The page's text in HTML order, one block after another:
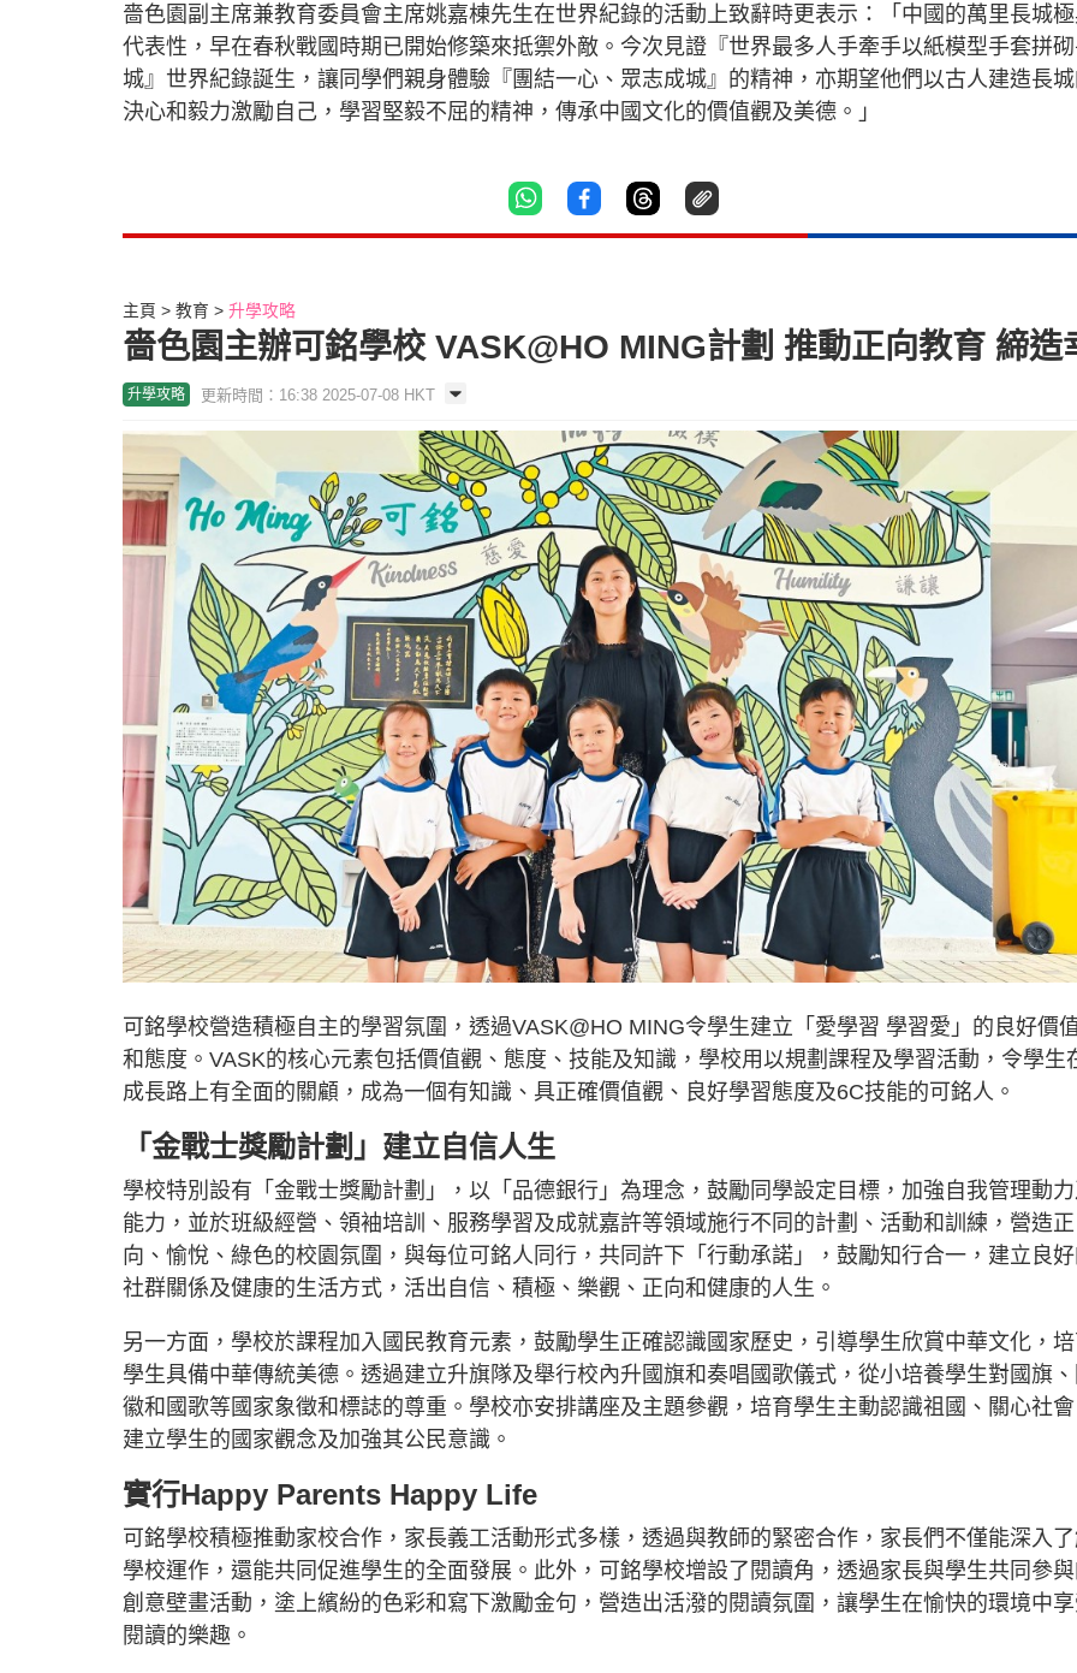
嗇色園副主席兼教育委員會主席姚嘉棟先生在世界紀錄的活動上致辭時更表示：「中國的萬里長城
代表性，早在春秋戰國時期已開始修築來抵禦外敵。今次見證『世界最多人手牽手以紙模型手套拼
城』世界紀錄誕生，讓同學們親身體驗『團結一心、眾志成城』的精神，亦期望他們以古人建造長
決心和毅力激勵自己，學習堅毅不屈的精神，傳承中國文化的價值觀及美德。」
主頁 教育 升學攻略
嗇色園主辦可銘學校 VASK@HO MING計劃 推動正向教育 締
升學攻略 更新時間：16:38 2025-07-08 HKT
可銘學校營造積極自主的學習氛圍，透過VASK@HO MING令學生建立「愛學習 學習愛」的良好價
和態度。VASK的核心元素包括價值觀、態度、技能及知識，學校用以規劃課程及學習活動，令學生
成長路上有全面的關顧，成為一個有知識、具正確價值觀、良好學習態度及6C技能的可銘人。
「金戰士獎勵計劃」建立自信人生
學校特別設有「金戰士獎勵計劃」，以「品德銀行」為理念，鼓勵同學設定目標，加強自我管理動
能力，並於班級經營、領袖培訓、服務學習及成就嘉許等領域施行不同的計劃、活動和訓練，營造正
向、愉悅、綠色的校園氛圍，與每位可銘人同行，共同許下「行動承諾」，鼓勵知行合一，建立良
社群關係及健康的生活方式，活出自信、積極、樂觀、正向和健康的人生。
另一方面，學校於課程加入國民教育元素，鼓勵學生正確認識國家歷史，引導學生欣賞中華文化，
學生具備中華傳統美德。透過建立升旗隊及舉行校內升國旗和奏唱國歌儀式，從小培養學生對國旗
徽和國歌等國家象徵和標誌的尊重。學校亦安排講座及主題參觀，培育學生主動認識祖國、關心社
建立學生的國家觀念及加強其公民意識。
實行Happy Parents Happy Life
可銘學校積極推動家校合作，家長義工活動形式多樣，透過與教師的緊密合作，家長們不僅能深入
學校運作，還能共同促進學生的全面發展。此外，可銘學校增設了閱讀角，透過家長與學生共同參
創意壁畫活動，塗上繽紛的色彩和寫下激勵金句，營造出活潑的閱讀氛圍，讓學生在愉快的環境中
閱讀的樂趣。